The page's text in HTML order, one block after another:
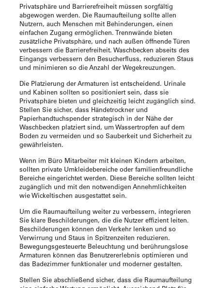
Privatsphäre und Barrierefreiheit müssen sorgfältig
abgewogen werden. Die Raumaufteilung sollte allen
Nutzern, auch Menschen mit Behinderungen, einen
einfachen Zugang ermöglichen. Trennwände bieten
zusätzliche Privatsphäre, und nach außen öffnende Türen
verbessern die Barrierefreiheit. Waschbecken abseits des
Eingangs verbessern den Besucherfluss, reduzieren Staus
und minimieren so die Anzahl der Wegekreuzungen.
Die Platzierung der Armaturen ist entscheidend. Urinale
und Kabinen sollten so positioniert sein, dass sie
Privatsphäre bieten und gleichzeitig leicht zugänglich sind.
Stellen Sie sicher, dass Händetrockner und
Papierhandtuchspender strategisch in der Nähe der
Waschbecken platziert sind, um Wassertropfen auf dem
Boden zu vermeiden und so Sauberkeit und Sicherheit zu
gewährleisten.
Wenn im Büro Mitarbeiter mit kleinen Kindern arbeiten,
sollten private Umkleidebereiche oder familienfreundliche
Bereiche eingerichtet werden. Diese Bereiche sollten leicht
zugänglich und mit den notwendigen Annehmlichkeiten
wie Wickeltischen ausgestattet sein.
Um die Raumaufteilung weiter zu verbessern, integrieren
Sie klare Beschilderungen, die die Nutzer effizient leiten.
Beschilderungen können den Verkehr lenken und so
Verwirrung und Staus in Spitzenzeiten reduzieren.
Bewegungsgesteuerte Beleuchtung und berührungslose
Armaturen können das Benutzererlebnis optimieren und
das Badezimmer funktionaler und moderner gestalten.
Stellen Sie abschließend sicher, dass die Raumaufteilung